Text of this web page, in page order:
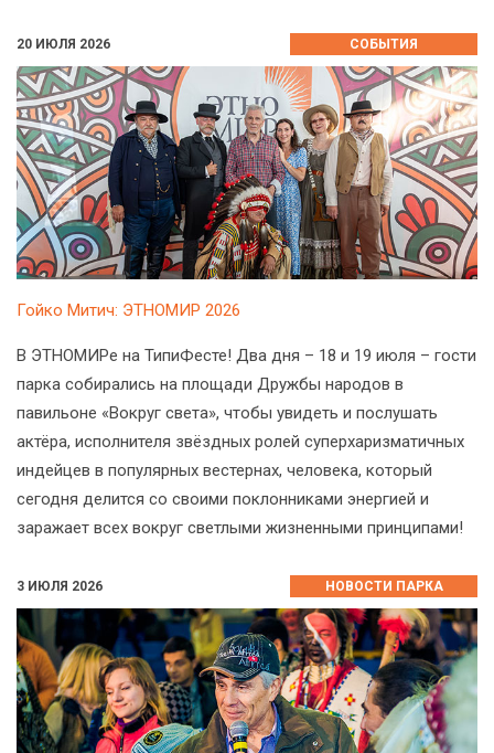
20 ИЮЛЯ 2026 СОБЫТИЯ
Гойко Митич: ЭТНОМИР 2026
В ЭТНОМИРе на ТипиФесте! Два дня – 18 и 19 июля – гости
парка собирались на площади Дружбы народов в
павильоне «Вокруг света», чтобы увидеть и послушать
актёра, исполнителя звёздных ролей суперхаризматичных
индейцев в популярных вестернах, человека, который
сегодня делится со своими поклонниками энергией и
заражает всех вокруг светлыми жизненными принципами!
3 ИЮЛЯ 2026 НОВОСТИ ПАРКА